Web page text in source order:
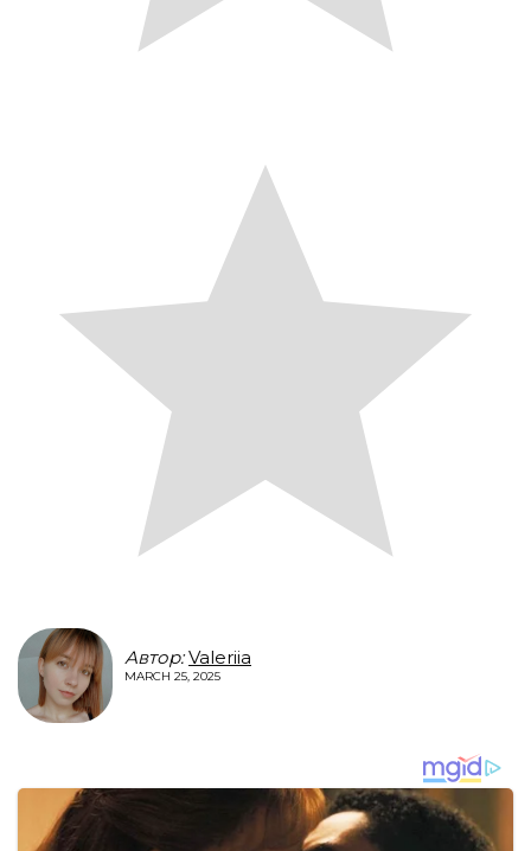
Автор: Valeriia
MARCH 25, 2025